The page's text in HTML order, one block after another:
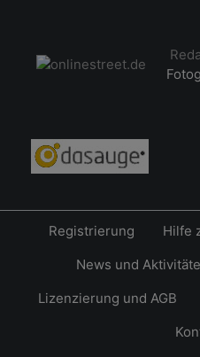
Registrierung Hilfe
News und
Lizenzierung und AGB